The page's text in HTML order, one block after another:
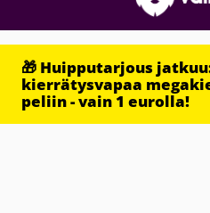
🎁 Huipputarjous
kierrätysvapaa
peliin - vain 1 eurolla!